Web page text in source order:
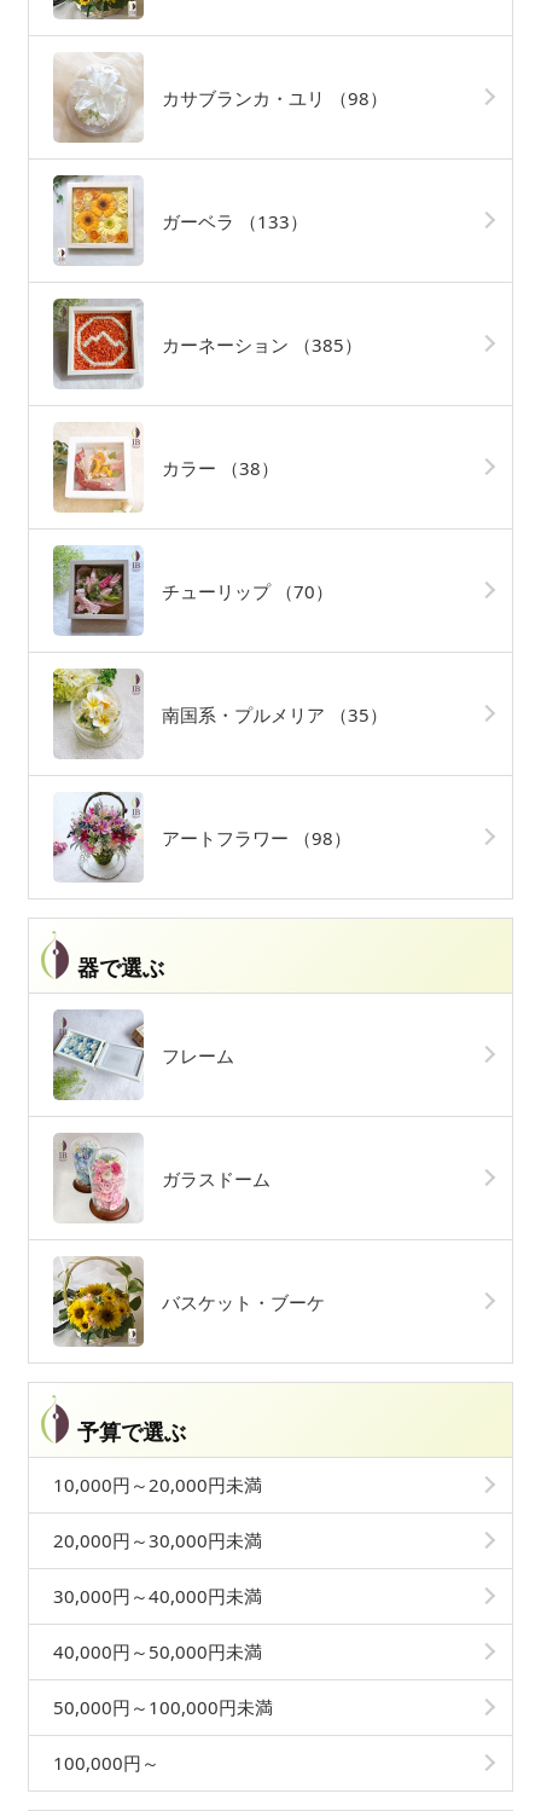
カサブランカ・ユリ （98）
ガーベラ （133）
カーネーション （385）
カラー （38）
チューリップ （70）
南国系・プルメリア （35）
アートフラワー （98）
器で選ぶ
フレーム
ガラスドーム
バスケット・ブーケ
予算で選ぶ
10,000円～20,000円未満
20,000円～30,000円未満
30,000円～40,000円未満
40,000円～50,000円未満
50,000円～100,000円未満
100,000円～